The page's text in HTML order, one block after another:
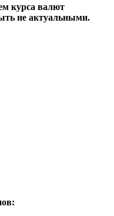
курса валют
не актуальными.